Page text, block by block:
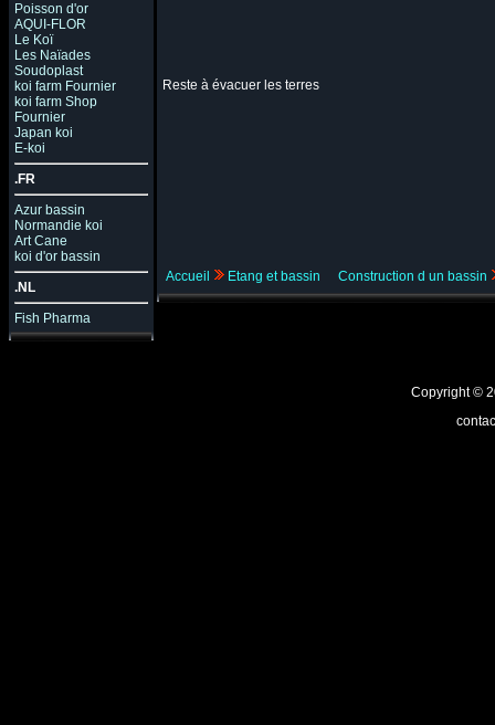
Poisson d'or
AQUI-FLOR
Le Koï
Les Naïades
Soudoplast
koi farm Fournier
koi farm Shop
Fournier
Japan koi
E-koi
.FR
Azur bassin
Normandie koi
Art Cane
koi d'or bassin
.NL
Fish Pharma
Reste à évacuer les terres
Accueil Etang et bassin Construction d un bassin
Copyright ©